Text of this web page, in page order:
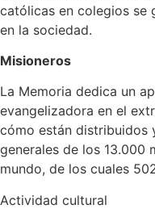
católicas en colegios se
en la sociedad.
Misioneros
La Memoria dedica un
evangelizadora en el
cómo están distribuidos
generales de los 13.000
mundo, de los cuales
Actividad cultural